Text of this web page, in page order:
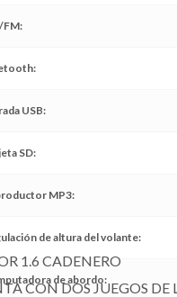
FM
USB
SD
MP3
de altura del volante
de abordo
superiores al año 2015
aproximada a los pocos
1.6 CADENERO
CON DOS JUEGOS DE